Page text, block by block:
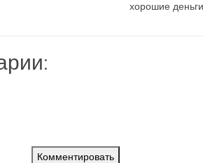
хорошие
Комментировать